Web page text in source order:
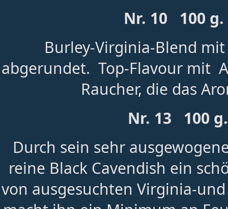
Nr. 10 100
Burley-Virginia-Blend
abgerundet. Top-Flavour mit
Raucher, die das
Nr. 13 100
Durch sein sehr
reine Black Cavendish ein
von ausgesuchten Virginia-